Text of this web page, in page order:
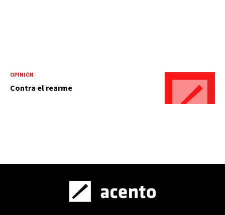
OPINIÓN
Contra el rearme
La ciudad y la memoria